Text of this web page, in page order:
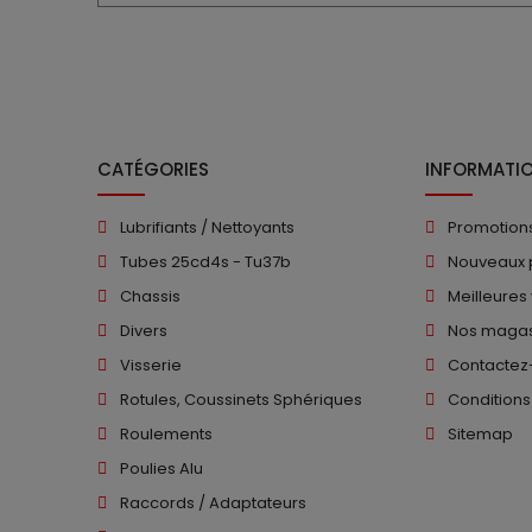
CATÉGORIES
Lubrifiants / Nettoyants
Tubes 25cd4s - Tu37b
Chassis
Divers
Visserie
Rotules, Coussinets Sphériques
Roulements
Poulies Alu
Raccords / Adaptateurs
Nouveaux
Meilleures
Nos
Sitemap